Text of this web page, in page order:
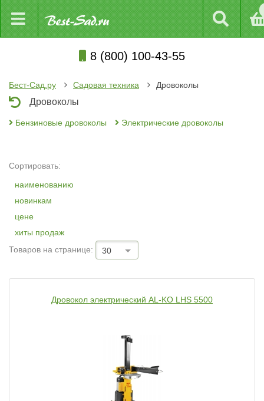
8 (800) 100-43-55
Бест-Сад.ру Садовая техника Дровоколы
Дровоколы
Бензиновые дровоколы Электрические дровоколы
Сортировать:
наименованию
новинкам
цене
хиты продаж
Товаров на странице:
30
Дровокол электрический AL-KO LHS 5500